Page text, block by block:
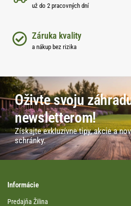
už do 2 pracovných dní
Záruka kvality
a nákup bez rizika
Oživte svoju
newsletterom!
Získajte exkluzívne tipy, akcie a
schránky.
Informácie
Predajňa Žilina